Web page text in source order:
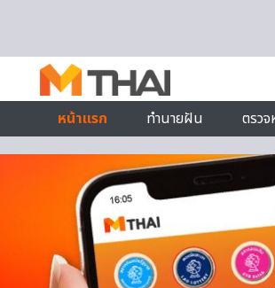
หน้าแรก
ทำนายฝัน ตรวจ